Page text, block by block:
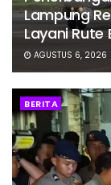
Lampung
Layani Rute
AGUSTUS 6, 2026
BERITA